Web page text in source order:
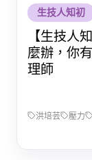
生技人知初
【生技人
麼辦，你
理師
洪培芸 壓力